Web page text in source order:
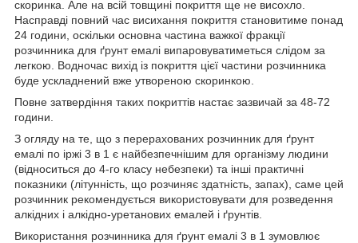
скоринка. Але на всій товщині покриття ще не висохло.
Насправді повний час висихання покриття становитиме понад
24 години, оскільки основна частина важкої фракції
розчинника для ґрунт емалі випаровуватиметься слідом за
легкою. Водночас вихід із покриття цієї частини розчинника
буде ускладнений вже утвореною скоринкою.
Повне затвердіння таких покриттів настає зазвичай за 48-72
години.
З огляду на те, що з перерахованих розчинник для ґрунт
емалі по іржі 3 в 1 є найбезпечнішим для організму людини
(відноситься до 4-го класу небезпеки) та інші практичні
показники (літунність, що розчиняє здатність, запах), саме цей
розчинник рекомендується використовувати для розведення
алкідних і алкідно-уретанових емалей і ґрунтів.
Використання розчинника для ґрунт емалі 3 в 1 зумовлює